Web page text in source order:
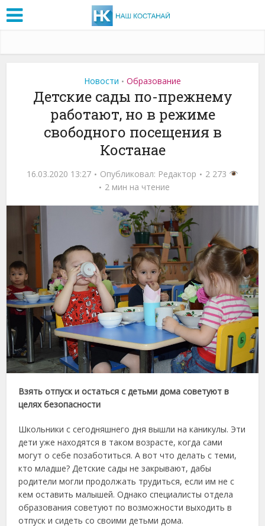
Новости • Образование
Детские сады по-прежнему
работают, но в режиме
свободного посещения в
Костанае
16.03.2020 13:27 Опубликовал: Редактор
2 273
2 мин на чтение
Взять отпуск и остаться с детьми дома советуют в
целях безопасности
Школьники с сегодняшнего дня вышли на каникулы. Эти
дети уже находятся в таком возрасте, когда сами
могут о себе позаботиться. А вот что делать с теми,
кто младше? Детские сады не закрывают, дабы
родители могли продолжать трудиться, если им не с
кем оставить малышей. Однако специалисты отдела
образования советуют по возможности выходить в
отпуск и сидеть со своими детьми дома.